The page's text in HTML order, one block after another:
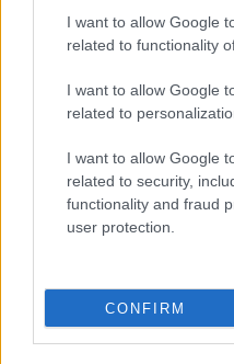
I want to allow Google
related to functionality
I want to allow Google
related to
I want to allow Google
related to security,
functionality and fraud
user protection.
CONFIRM
Μέσω του
ως υπερασπιστικό
εν βρασμώ ψυχικής
καταθέσεις
στη δικογραφία, οι
συχνό φαινόμενο.
63χρονο, από τη
παρουσίασε
Διαβάστε ακόμη